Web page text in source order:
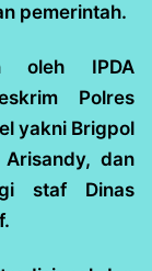
pemerintah.
oleh IPDA
Polres
yakni Brigpol
dan
staf Dinas